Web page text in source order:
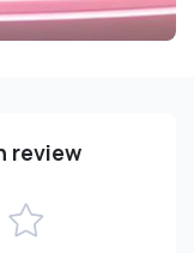
review